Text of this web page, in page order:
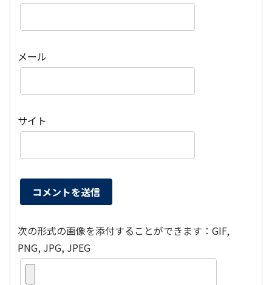
メール
サイト
次の形式の画像を添付することができます：GIF,
PNG, JPG, JPEG